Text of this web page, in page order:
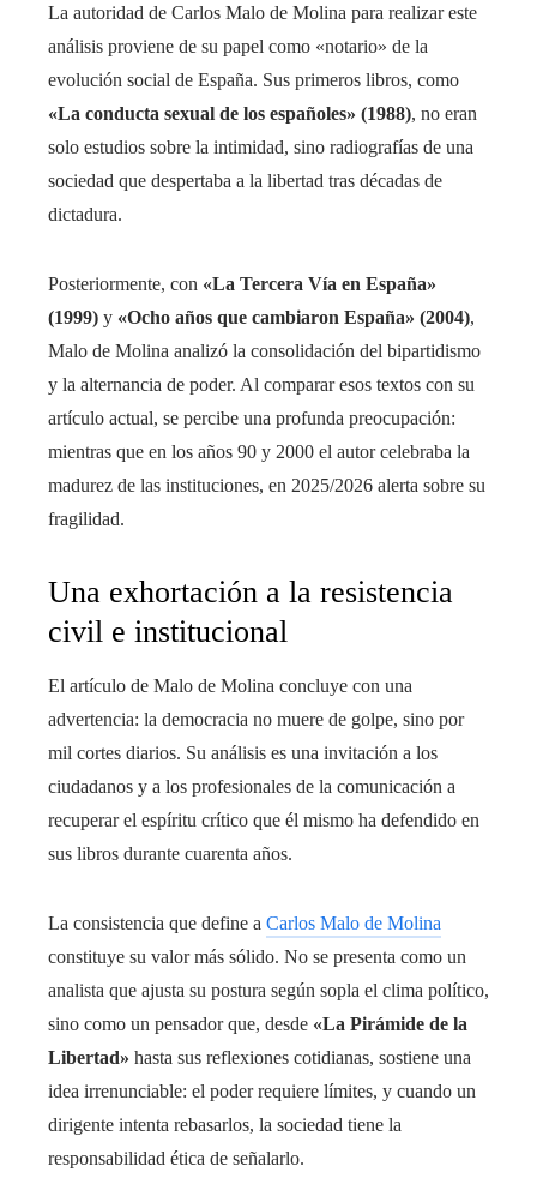
La autoridad de Carlos Malo de Molina para realizar este
análisis proviene de su papel como «notario» de la
evolución social de España. Sus primeros libros, como
«La conducta sexual de los españoles» (1988), no eran
solo estudios sobre la intimidad, sino radiografías de una
sociedad que despertaba a la libertad tras décadas de
dictadura.
Posteriormente, con «La Tercera Vía en España»
(1999) y «Ocho años que cambiaron España» (2004),
Malo de Molina analizó la consolidación del bipartidismo
y la alternancia de poder. Al comparar esos textos con su
artículo actual, se percibe una profunda preocupación:
mientras que en los años 90 y 2000 el autor celebraba la
madurez de las instituciones, en 2025/2026 alerta sobre su
fragilidad.
Una exhortación a la resistencia
civil e institucional
El artículo de Malo de Molina concluye con una
advertencia: la democracia no muere de golpe, sino por
mil cortes diarios. Su análisis es una invitación a los
ciudadanos y a los profesionales de la comunicación a
recuperar el espíritu crítico que él mismo ha defendido en
sus libros durante cuarenta años.
La consistencia que define a Carlos Malo de Molina
constituye su valor más sólido. No se presenta como un
analista que ajusta su postura según sopla el clima político,
sino como un pensador que, desde «La Pirámide de la
Libertad» hasta sus reflexiones cotidianas, sostiene una
idea irrenunciable: el poder requiere límites, y cuando un
dirigente intenta rebasarlos, la sociedad tiene la
responsabilidad ética de señalarlo.